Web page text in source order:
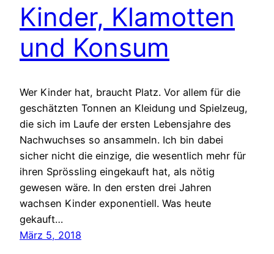
Kinder, Klamotten
und Konsum
Wer Kinder hat, braucht Platz. Vor allem für die
geschätzten Tonnen an Kleidung und Spielzeug,
die sich im Laufe der ersten Lebensjahre des
Nachwuchses so ansammeln. Ich bin dabei
sicher nicht die einzige, die wesentlich mehr für
ihren Sprössling eingekauft hat, als nötig
gewesen wäre. In den ersten drei Jahren
wachsen Kinder exponentiell. Was heute
gekauft…
März 5, 2018